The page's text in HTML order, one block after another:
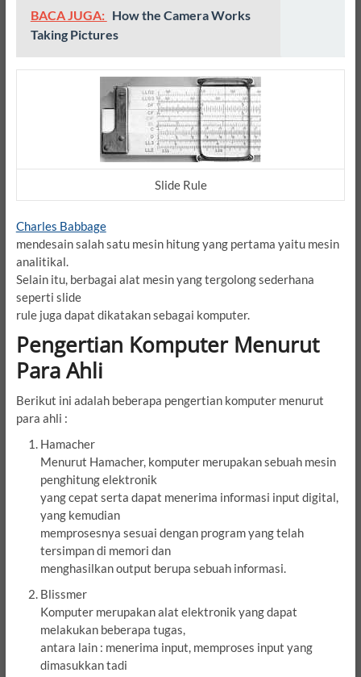
BACA JUGA: How the Camera Works
Taking Pictures
Slide Rule
Charles Babbage
mendesain salah satu mesin hitung yang pertama yaitu mesin
analitikal.
Selain itu, berbagai alat mesin yang tergolong sederhana
seperti slide
rule juga dapat dikatakan sebagai komputer.
Pengertian Komputer Menurut
Para Ahli
Berikut ini adalah beberapa pengertian komputer menurut
para ahli :
Hamacher
Menurut Hamacher, komputer merupakan sebuah mesin
penghitung elektronik
yang cepat serta dapat menerima informasi input digital,
yang kemudian
memprosesnya sesuai dengan program yang telah
tersimpan di memori dan
menghasilkan output berupa sebuah informasi.
Blissmer
Komputer merupakan alat elektronik yang dapat
melakukan beberapa tugas,
antara lain : menerima input, memproses input yang
dimasukkan tadi